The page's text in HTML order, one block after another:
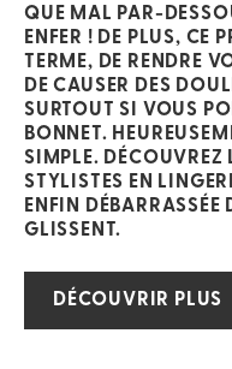
QUE MAL PAR-
ENFER ! DE PLUS, CE
TERME, DE RENDRE
DE CAUSER DES
SURTOUT SI VOUS
BONNET.
SIMPLE. DÉCOUVREZ
STYLISTES EN
ENFIN DÉBARRASSÉE
GLISSENT.
DÉCOUVRIR PLUS